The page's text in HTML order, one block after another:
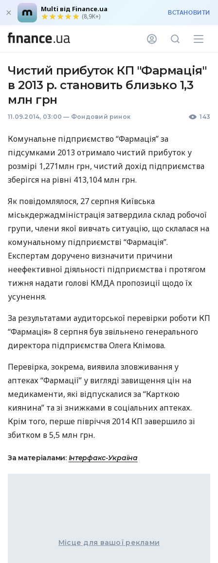
Multi від Finance.ua
(8,9K+) ВСТАНОВИТИ
Чистий прибуток КП "Фармація"
в 2013 р. становить близько 1,3
млн грн
11.09.2014, 03:00 — Фондовий ринок 143
Комунальне підприємство “Фармація” за
підсумками 2013 отримало чистий прибуток у
розмірі 1,271млн грн, чистий дохід підприємства
зберігся на рівні 413,104 млн грн.
Як повідомлялося, 27 серпня Київська
міськдержадміністрація затвердила склад робочої
групи, члени якої вивчать ситуацію, що склалася на
комунальному підприємстві “Фармація”.
Експертам доручено визначити причини
неефективної діяльності підприємства і протягом
тижня надати голові КМДА пропозиції щодо їх
усунення.
За результатами аудиторської перевірки роботи КП
“Фармація» 8 серпня був звільнено генерального
директора підприємства Олега Клімова.
Перевірка, зокрема, виявила зловживання у
аптеках “Фармації” у вигляді завищення цін на
медикаменти, які відпускалися за “Карткою
киянина” та зі знижками в соціальних аптеках.
Крім того, перше півріччя 2014 КП завершило зі
збитком в 5,5 млн грн.
За матеріалами: Інтерфакс-Україна
Місце для вашої реклами